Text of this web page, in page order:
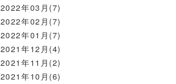
2022年03月(7)
2022年02月(7)
2022年01月(7)
2021年12月(4)
2021年11月(2)
2021年10月(6)